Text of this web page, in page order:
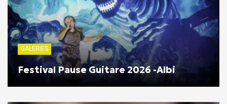
GALERIES
Festival Pause Guitare 2026 -Albi